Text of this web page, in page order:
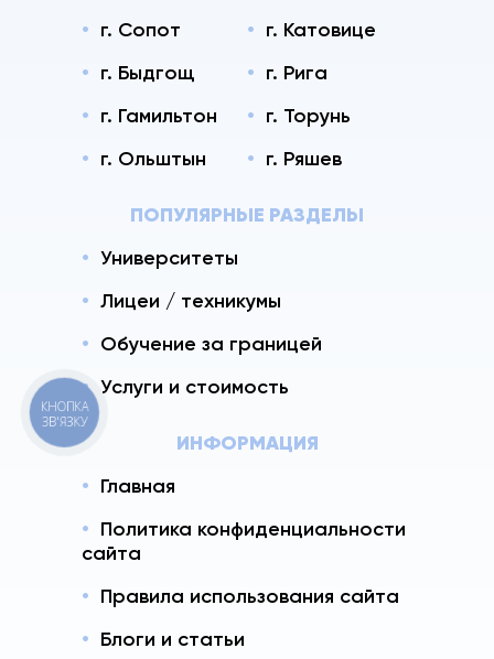
г. Сопот
г. Катовице
г. Быдгощ
г. Рига
г. Гамильтон
г. Торунь
г. Ольштын
г. Ряшев
ПОПУЛЯРНЫЕ РАЗДЕЛЫ
Университеты
Лицеи / техникумы
Обучение за границей
Услуги и стоимость
ИНФОРМАЦИЯ
Главная
Политика конфиденциальности
сайта
Правила использования сайта
Блоги и статьи
КНОПКА
ЗВ'ЯЗКУ